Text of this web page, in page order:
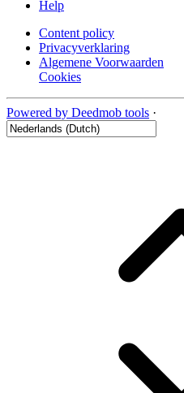
Help
Content policy
Privacyverklaring
Algemene Voorwaarden
Cookies
Powered by Deedmob tools ·